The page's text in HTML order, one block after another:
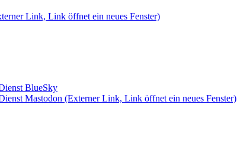
Link, Link öffnet ein neues Fenster)
BlueSky
Mastodon (Externer Link, Link öffnet ein neues Fenster)